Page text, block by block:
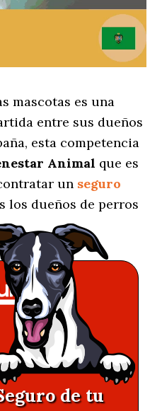
mascotas es una
entre sus dueños
esta competencia
Animal que es
un seguro
los dueños de perros
de tu